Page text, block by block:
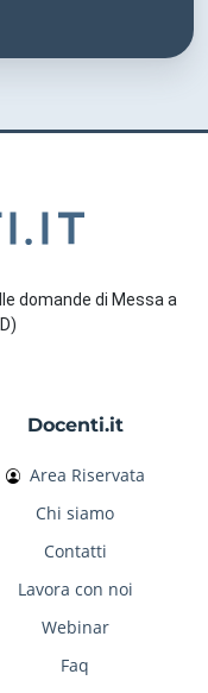
domande di Messa a
Docenti.it
Area Riservata
Chi siamo
Contatti
Lavora con noi
Webinar
Faq